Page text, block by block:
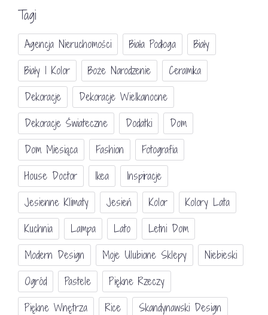
Tagi
Agencja Nieruchomości Biała Podłoga
Biały
Biały I Kolor
Boże Narodzenie
Ceramika
Dekoracje
Dekoracje Wielkanocne
Dekoracje Świateczne
Dodatki
Dom
Dom Miesiąca
Fashion
Fotografia
House Doctor
Ikea
Inspiracje
Jesienne Klimaty
Jesień Kolor
Kolory Lata
Kuchnia
Lampa Lato
Letni Dom
Modern Design
Moje Ulubione Sklepy
Niebieski
Ogród
Pastele
Piękne Rzeczy
Piękne Wnętrza
Rice
Skandynawski Design